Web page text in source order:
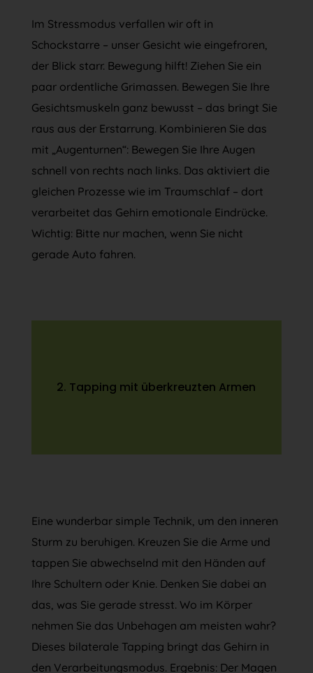
Im Stressmodus verfallen wir oft in
Schockstarre – unser Gesicht wie eingefroren,
der Blick starr. Bewegung hilft! Ziehen Sie ein
paar ordentliche Grimassen. Bewegen Sie Ihre
Gesichtsmuskeln ganz bewusst – das bringt Sie
raus aus der Erstarrung. Kombinieren Sie das
mit „Augenturnen“: Bewegen Sie Ihre Augen
schnell von rechts nach links. Das aktiviert die
gleichen Prozesse wie im Traumschlaf – dort
verarbeitet das Gehirn emotionale Eindrücke.
Wichtig: Bitte nur machen, wenn Sie nicht
gerade Auto fahren.
2. Tapping mit überkreuzten Armen
Eine wunderbar simple Technik, um den inneren
Sturm zu beruhigen. Kreuzen Sie die Arme und
tappen Sie abwechselnd mit den Händen auf
Ihre Schultern oder Knie. Denken Sie dabei an
das, was Sie gerade stresst. Wo im Körper
nehmen Sie das Unbehagen am meisten wahr?
Dieses bilaterale Tapping bringt das Gehirn in
den Verarbeitungsmodus. Ergebnis: Der Magen